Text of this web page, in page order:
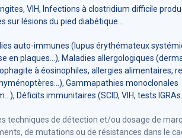
VIH, Infections à clostridium difficile
sur lésions du pied diabétique…
auto-immunes (lupus érythémateux
en plaques…), Maladies allergologiques
à éosinophiles, allergies alimentaires,
Gammapathies
Déficits immunitaires (SCID, VIH, tests
techniques de détection et/ou dosage de
de mutations ou de résistances dans le